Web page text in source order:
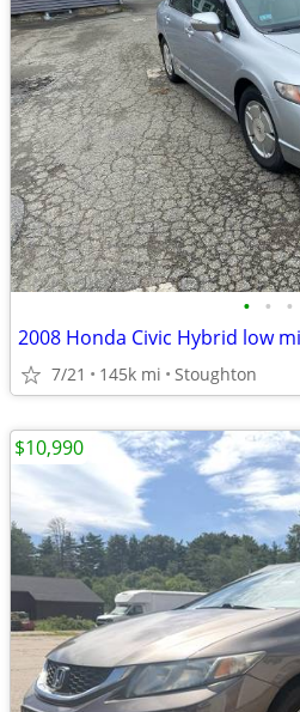
• • •
2008 Honda Civic Hybrid low
7/21 145k mi Stoughton
$10,990